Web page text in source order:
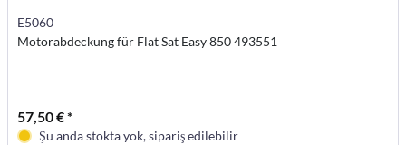
E5060
Motorabdeckung für Flat Sat Easy 850 493551
57,50 € *
Şu anda stokta yok, sipariş edilebilir